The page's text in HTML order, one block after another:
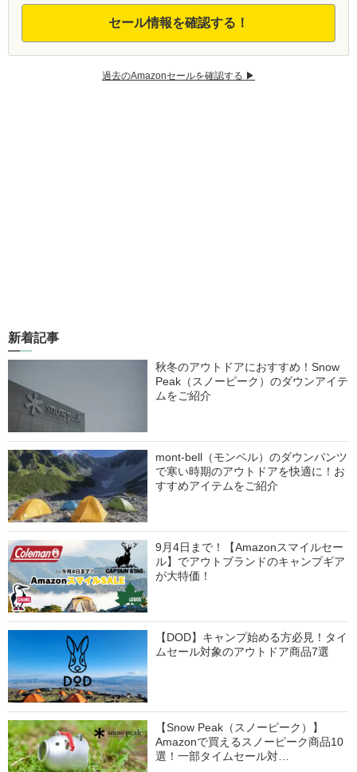
セール情報を確認する！
過去のAmazonセールを確認する ▶︎
新着記事
秋冬のアウトドアにおすすめ！Snow
Peak（スノーピーク）のダウンアイテ
ムをご紹介
mont-bell（モンベル）のダウンパンツ
で寒い時期のアウトドアを快適に！お
すすめアイテムをご紹介
9月4日まで！【Amazonスマイルセー
ル】でアウトブランドのキャンプギア
が大特価！
【DOD】キャンプ始める方必見！タイ
ムセール対象のアウトドア商品7選
【Snow Peak（スノーピーク）】
Amazonで買えるスノーピーク商品10
選！一部タイムセール対…